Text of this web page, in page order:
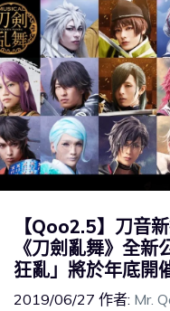
【Qoo2.5】刀音
《刀劍亂舞》全新
狂亂」將於年底開
2019/06/27 作者: Mr.